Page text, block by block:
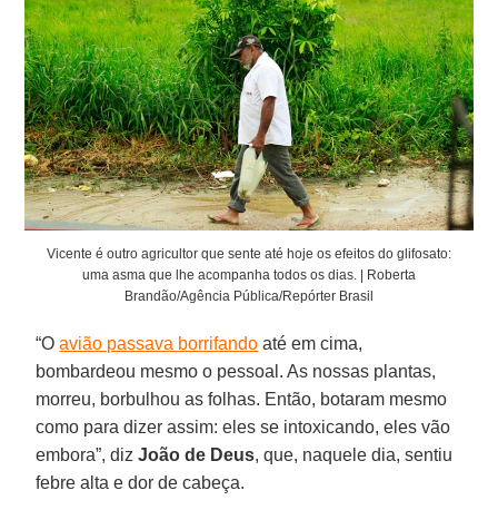
Vicente é outro agricultor que sente até hoje os efeitos do glifosato:
uma asma que lhe acompanha todos os dias. | Roberta
Brandão/Agência Pública/Repórter Brasil
“Oavião passava borrifando até em cima,
bombardeou mesmo o pessoal. As nossas plantas,
morreu, borbulhou as folhas. Então, botaram mesmo
como para dizer assim: eles se intoxicando, eles vão
embora”, dizJoão de Deus, que, naquele dia, sentiu
febre alta e dor de cabeça.